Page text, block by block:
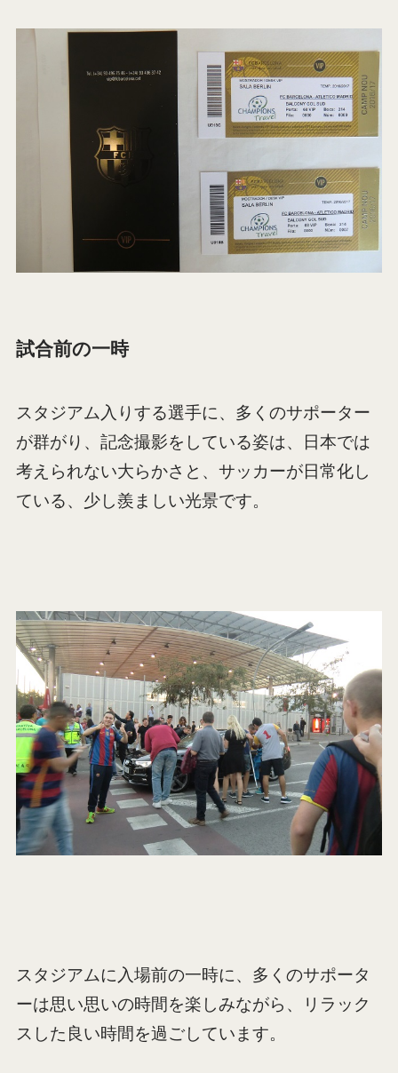
試合前の一時
スタジアム入りする選手に、多くのサポーター
が群がり、記念撮影をしている姿は、日本では
考えられない大らかさと、サッカーが日常化し
ている、少し羨ましい光景です。
スタジアムに入場前の一時に、多くのサポータ
ーは思い思いの時間を楽しみながら、リラック
スした良い時間を過ごしています。